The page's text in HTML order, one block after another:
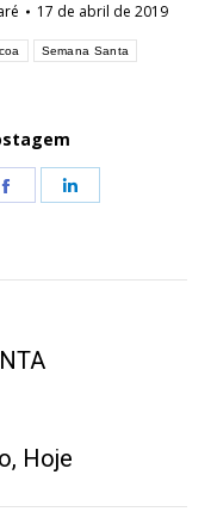
17 de abril de 2019
Semana Santa
Share
Hoje